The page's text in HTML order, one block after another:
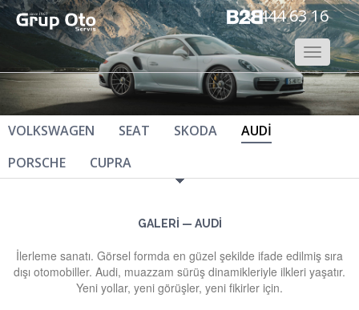
444 63 16
Toggle
VOLKSWAGEN SEAT SKODA
AUDİ
PORSCHE
CUPRA
GALERİ — AUDİ
İlerleme sanatı. Görsel formda en güzel şekilde ifade edilmiş sıra
dışı otomobiller. Audi, muazzam sürüş dinamikleriyle ilkleri yaşatır.
Yeni yollar, yeni görüşler, yeni fikirler için.